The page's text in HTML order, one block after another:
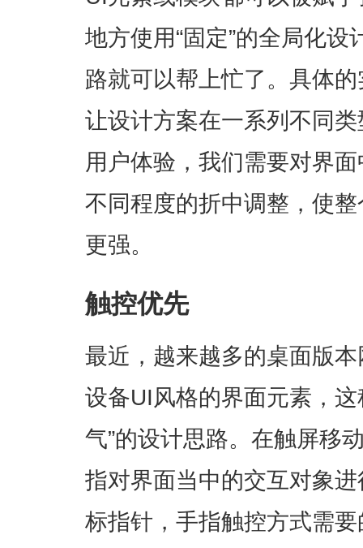
地方使用“固定”的全局化设
路就可以帮上忙了。具体
让设计方案在一系列不同
用户体验，我们需要对界
不同程度的折中调整，使
更强。
触控优先
最近，越来越多的桌面版
设备UI风格的界面元素，
气”的设计思路。在触屏移
指对界面当中的交互对象
标指针，手指触控方式需